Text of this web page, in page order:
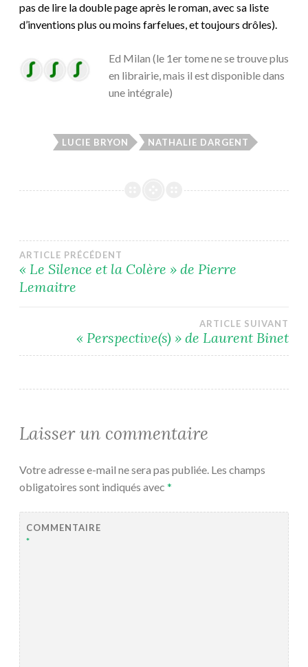
pas de lire la double page après le roman, avec sa liste
d’inventions plus ou moins farfelues, et toujours drôles).
Ed Milan (le 1er tome ne se trouve plus
en librairie, mais il est disponible dans
une intégrale)
LUCIE BRYON NATHALIE DARGENT
Navigation
de
l’article
ARTICLE PRÉCÉDENT
« Le Silence et la Colère » de Pierre
Lemaitre
ARTICLE SUIVANT
« Perspective(s) » de Laurent Binet
Laisser un commentaire
Votre adresse e-mail ne sera pas publiée. Les champs
obligatoires sont indiqués avec *
COMMENTAIRE
*